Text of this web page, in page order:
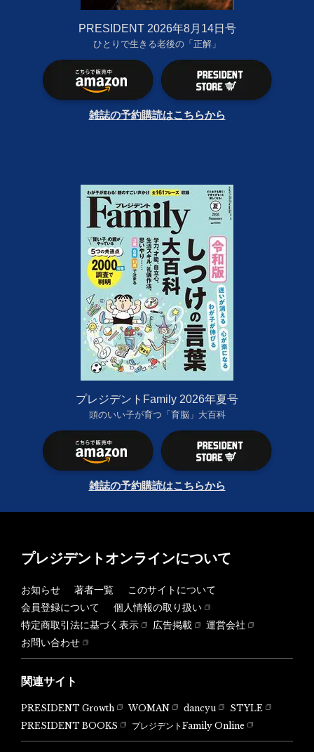
PRESIDENT 2026年8月14日号
ひとりで生きる老後の「正解」
雑誌の予約購読はこちらから
プレジデントFamily 2026年夏号
頭のいい子が育つ「育脳」大百科
雑誌の予約購読はこちらから
プレジデントオンラインについて
お知らせ 著者一覧
このサイトについて
会員登録について
個人情報の取り扱い
特定商取引法に基づく表示
広告掲載
運営会社
お問い合わせ
関連サイト
PRESIDENT Growth WOMAN dancyu
STYLE
PRESIDENT BOOKS
プレジデントFamily Online